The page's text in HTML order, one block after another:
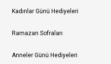
Kadınlar Günü Hediyeleri
Ramazan Sofraları
Anneler Günü Hediyeleri